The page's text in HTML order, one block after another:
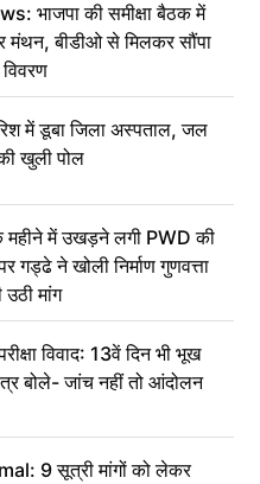
भाजपा की समीक्षा बैठक में
मंथन, बीडीओ से मिलकर सौंपा
में डूबा जिला अस्पताल, जल
खुली पोल
में उखड़ने लगी PWD की
ने खोली निर्माण गुणवत्ता
मांग
विवाद: 13वें दिन भी भूख
बोले- जांच नहीं तो आंदोलन
9 सूत्री मांगों को लेकर